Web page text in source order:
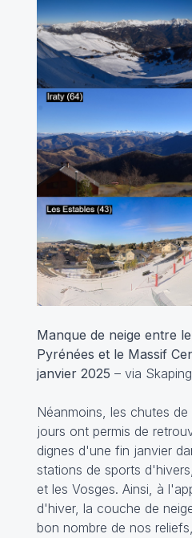
Manque de neige entre
Pyrénées et le Massif
janvier 2025 – via Skaping
Néanmoins, les chutes
jours ont permis de
dignes d'une fin janvier
stations de sports
et les Vosges. Ainsi, à
d'hiver, la couche de
bon nombre de nos